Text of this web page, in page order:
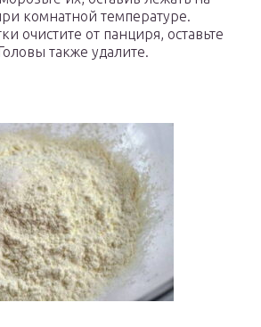
комнатной температуре.
очистите от панциря, оставьте
также удалите.